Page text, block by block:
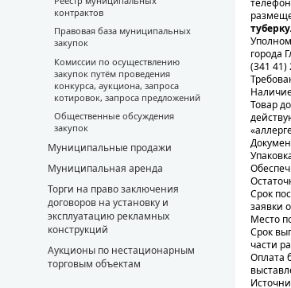
контрактов
Правовая база муниципальных
закупок
Комиссии по осуществлению
закупок путём проведения
конкурса, аукциона, запроса
котировок, запроса предложений
Общественные обсуждения
закупок
Муниципальные продажи
Муниципальная аренда
Торги на право заключения
договоров на установку и
эксплуатацию рекламных
конструкций
Аукционы по нестационарным
торговым объектам
города
(341 41)
Товар
Срок
заявки
Место
Срок
части
Оплата